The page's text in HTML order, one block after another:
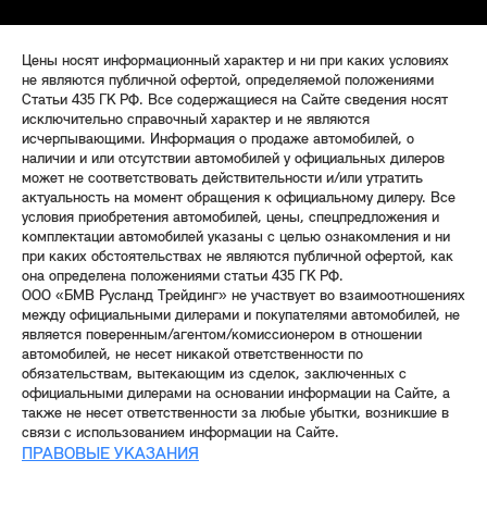
Цены носят информационный характер и ни при каких условиях
не являются публичной офертой, определяемой положениями
Статьи 435 ГК РФ. Все содержащиеся на Сайте сведения носят
исключительно справочный характер и не являются
исчерпывающими. Информация о продаже автомобилей, о
наличии и или отсутствии автомобилей у официальных дилеров
может не соответствовать действительности и/или утратить
актуальность на момент обращения к официальному дилеру. Все
условия приобретения автомобилей, цены, спецпредложения и
комплектации автомобилей указаны с целью ознакомления и ни
при каких обстоятельствах не являются публичной офертой, как
она определена положениями статьи 435 ГК РФ.
ООО «БМВ Русланд Трейдинг» не участвует во взаимоотношениях
между официальными дилерами и покупателями автомобилей, не
является поверенным/агентом/комиссионером в отношении
автомобилей, не несет никакой ответственности по
обязательствам, вытекающим из сделок, заключенных с
официальными дилерами на основании информации на Сайте, а
также не несет ответственности за любые убытки, возникшие в
связи с использованием информации на Сайте.
ПРАВОВЫЕ УКАЗАНИЯ